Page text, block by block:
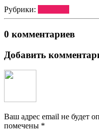
Рубрики:
0 комментариев
Добавить
Ваш адрес email не будет
помечены *